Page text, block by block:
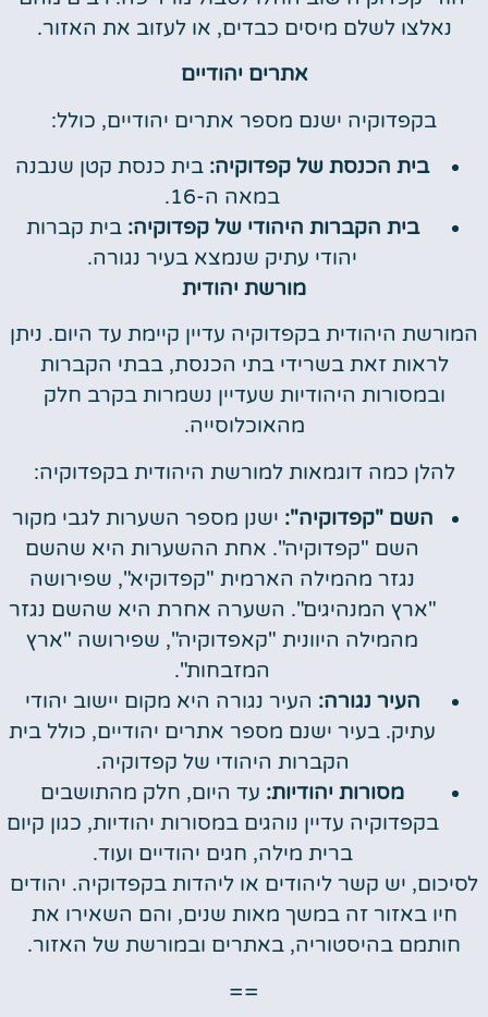
נאלצו לשלם מיסים כבדים, או לעזוב את האזור.
אתרים יהודיים
בקפדוקיה ישנם מספר אתרים יהודיים, כולל:
בית הכנסת של קפדוקיה: בית כנסת קטן שנבנה
במאה ה-16.
בית הקברות היהודי של קפדוקיה: בית קברות
יהודי עתיק שנמצא בעיר נגורה.
מורשת יהודית
המורשת היהודית בקפדוקיה עדיין קיימת עד היום. ניתן
לראות זאת בשרידי בתי הכנסת, בבתי הקברות
ובמסורות היהודיות שעדיין נשמרות בקרב חלק
מהאוכלוסייה.
להלן כמה דוגמאות למורשת היהודית בקפדוקיה:
השם "קפדוקיה": ישנן מספר השערות לגבי מקור
השם "קפדוקיה". אחת ההשערות היא שהשם
נגזר מהמילה הארמית "קפדוקיא", שפירושה
"ארץ המנהיגים". השערה אחרת היא שהשם נגזר
מהמילה היוונית "קאפדוקיה", שפירושה "ארץ
המזבחות".
העיר נגורה: העיר נגורה היא מקום יישוב יהודי
עתיק. בעיר ישנם מספר אתרים יהודיים, כולל בית
הקברות היהודי של קפדוקיה.
מסורות יהודיות: עד היום, חלק מהתושבים
בקפדוקיה עדיין נוהגים במסורות יהודיות, כגון קיום
ברית מילה, חגים יהודיים ועוד.
לסיכום, יש קשר ליהודים או ליהדות בקפדוקיה. יהודים
חיו באזור זה במשך מאות שנים, והם השאירו את
חותמם בהיסטוריה, באתרים ובמורשת של האזור.
==